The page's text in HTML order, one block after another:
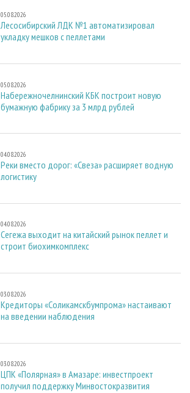
05.08.2026
Лесосибирский ЛДК №1 автоматизировал
укладку мешков с пеллетами
05.08.2026
Набережночелнинский КБК построит новую
бумажную фабрику за 3 млрд рублей
04.08.2026
Реки вместо дорог: «Свеза» расширяет водную
логистику
04.08.2026
Сегежа выходит на китайский рынок пеллет и
строит биохимкомплекс
03.08.2026
Кредиторы «Соликамскбумпрома» настаивают
на введении наблюдения
03.08.2026
ЦПК «Полярная» в Амазаре: инвестпроект
получил поддержку Минвостокразвития